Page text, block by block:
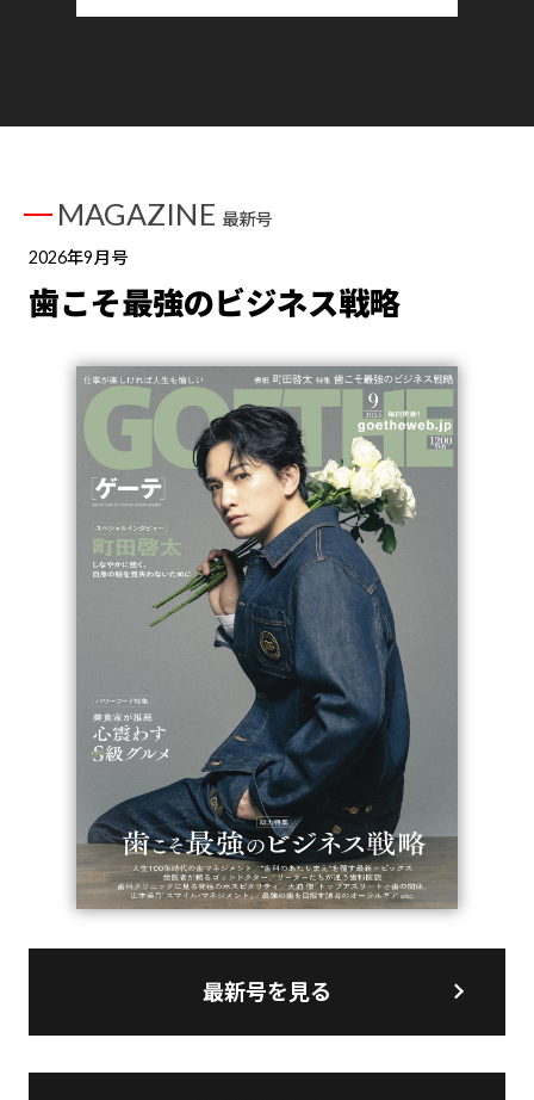
MAGAZINE 最新号
2026年9月号
歯こそ最強のビジネス戦略
最新号を見る